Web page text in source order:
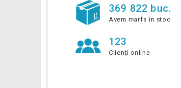
369 822 buc.
Avem marfa în stoc
123
Clienți online